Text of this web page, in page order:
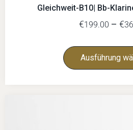
Gleichweit-B10| Bb-
€199.00 – €
Ausführung